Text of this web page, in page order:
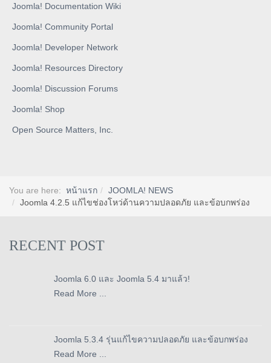
Joomla! Documentation Wiki
Joomla! Community Portal
Joomla! Developer Network
Joomla! Resources Directory
Joomla! Discussion Forums
Joomla! Shop
Open Source Matters, Inc.
You are here: หน้าแรก
JOOMLA! NEWS
Joomla 4.2.5 แก้ไขช่องโหว่ด้านความปลอดภัย และข้อบกพร่อง
RECENT POST
Joomla 6.0 และ Joomla 5.4 มาแล้ว!
Read More ...
Joomla 5.3.4 รุ่นแก้ไขความปลอดภัย และข้อบกพร่อง
Read More ...